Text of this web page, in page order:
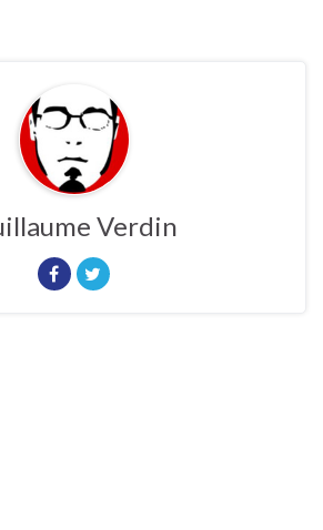
Verdin